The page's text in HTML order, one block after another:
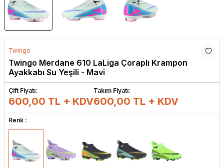
Twingo
Twingo Merdane 610 LaLiga Çoraplı Krampon
Ayakkabı Su Yeşili - Mavi
Çift Fiyatı:
600,00 TL + KDV
Takım Fiyatı:
600,00 TL + KDV
Renk :